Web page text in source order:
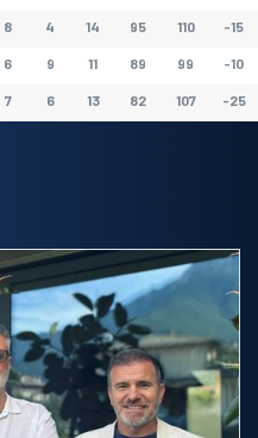
8 4 14 95 110 -15
6 9 11 89 99 -10
7 6 13 82 107 -25